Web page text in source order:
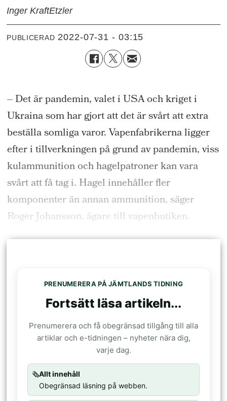
Inger KraftEtzler
PUBLICERAD 2022-07-31 - 03:15
– Det är pandemin, valet i USA och kriget i
Ukraina som har gjort att det är svårt att extra
beställa somliga varor. Vapenfabrikerna ligger
efter i tillverkningen på grund av pandemin, viss
kulammunition och hagelpatroner kan vara
svårt att få tag i. Hagel innehåller fler
komponenter än annan ammunition, säger
Roger Johansson, ägare till vapenbutiken.
PRENUMERERA PÅ JÄMTLANDS TIDNING
Fortsätt läsa artikeln...
Prenumerera och få obegränsad tillgång till alla
artiklar och e-tidningen – nyheter nära dig,
varje dag.
🗞️Allt innehåll
Obegränsad läsning på webben.